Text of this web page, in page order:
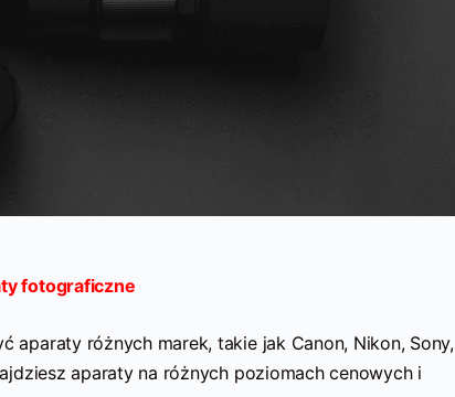
fotograficzne
aparaty różnych marek, takie jak Canon, Nikon, Sony,
aparaty na różnych poziomach cenowych i